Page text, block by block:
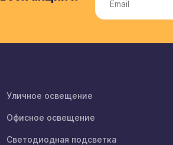
Уличное освещение
Офисное освещение
Светодиодная подсветка